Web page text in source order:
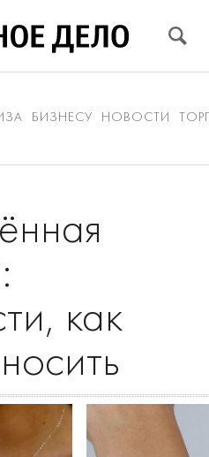
БИЗНЕСУ НОВОСТИ
как